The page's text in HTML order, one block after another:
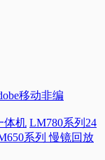
移动非编
体机 LM780系列24
系列 慢镜回放